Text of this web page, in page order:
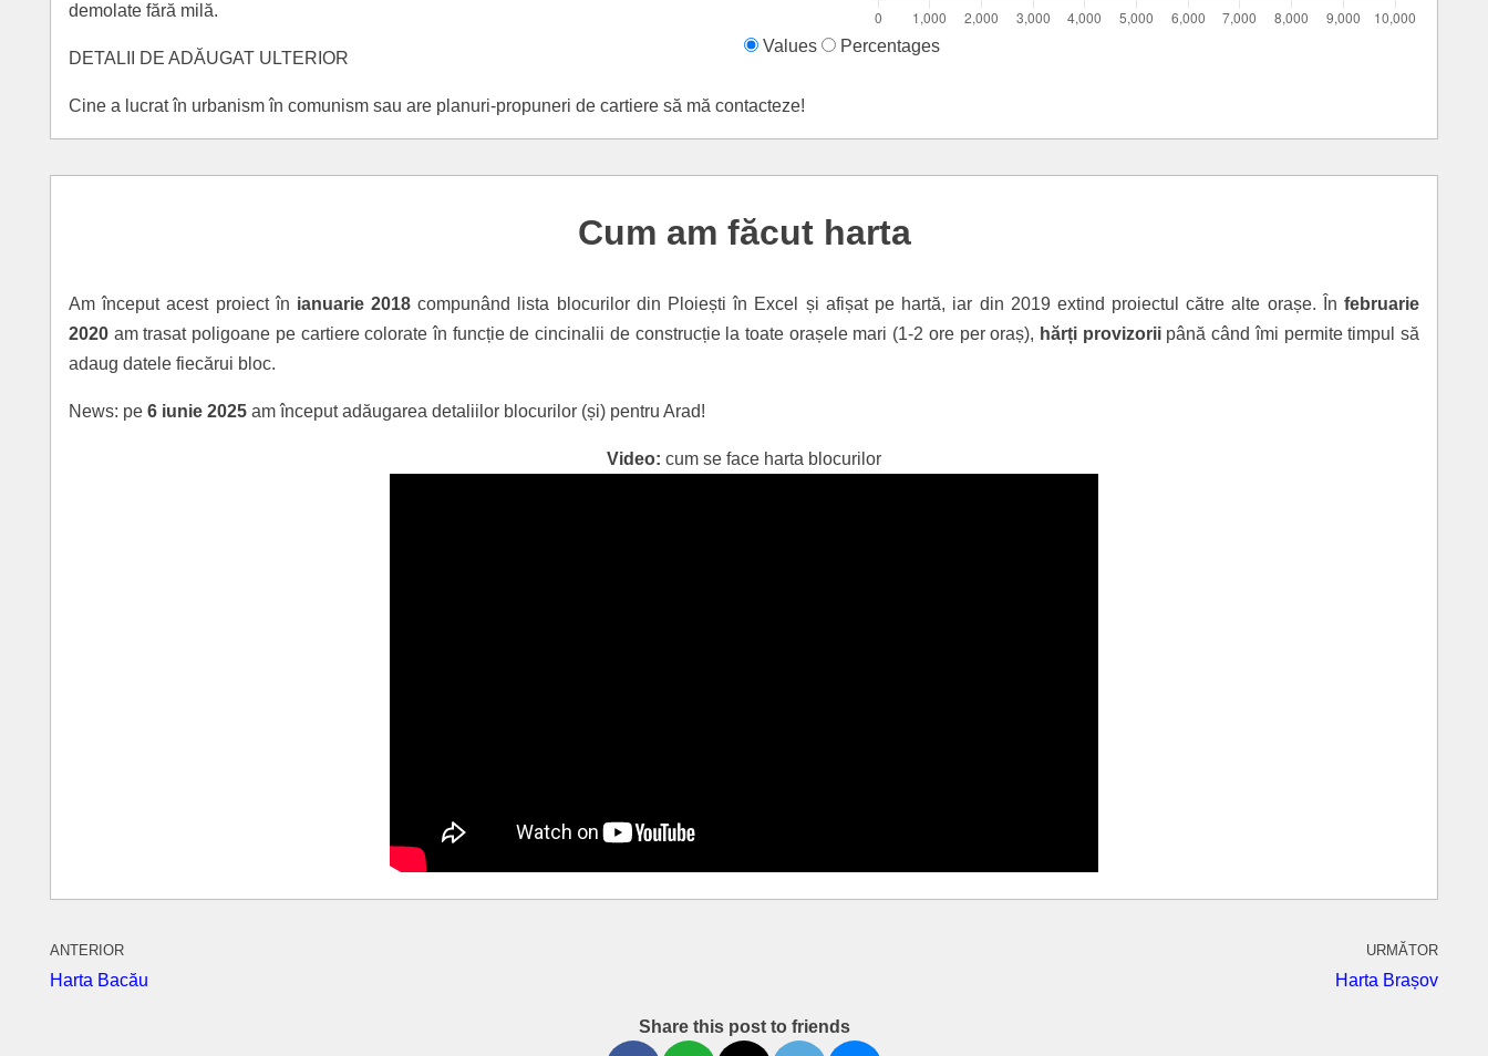
Values Percentages
demolate fără milă.
DETALII DE ADĂUGAT ULTERIOR
Cine a lucrat în urbanism în comunism sau are planuri-propuneri de cartiere să mă contacteze!
Cum am făcut harta
Am început acest proiect în ianuarie 2018 compunând lista blocurilor din Ploiești în Excel și afișat pe hartă, iar din 2019 extind proiectul către alte orașe. Înfebruarie
2020 am trasat poligoane pe cartiere colorate în funcție de cincinalii de construcție la toate orașele mari (1-2 ore per oraș), hărți provizoriipână când îmi permite timpul să
adaug datele fiecărui bloc.
News: pe 6 iunie 2025 am început adăugarea detaliilor blocurilor (și) pentru Arad!
Video: cum se face harta blocurilor
ANTERIOR
Harta Bacău
URMĂTOR
Harta Brașov
Share this post to friends